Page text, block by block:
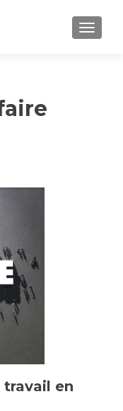
travail en